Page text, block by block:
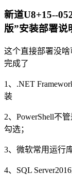
新道U8+15--
版”安装部署说
这个直接部署没
完成了
1、.NET
装
2、PowerShell不
勾选；
3、微软常用运行
4、SQL